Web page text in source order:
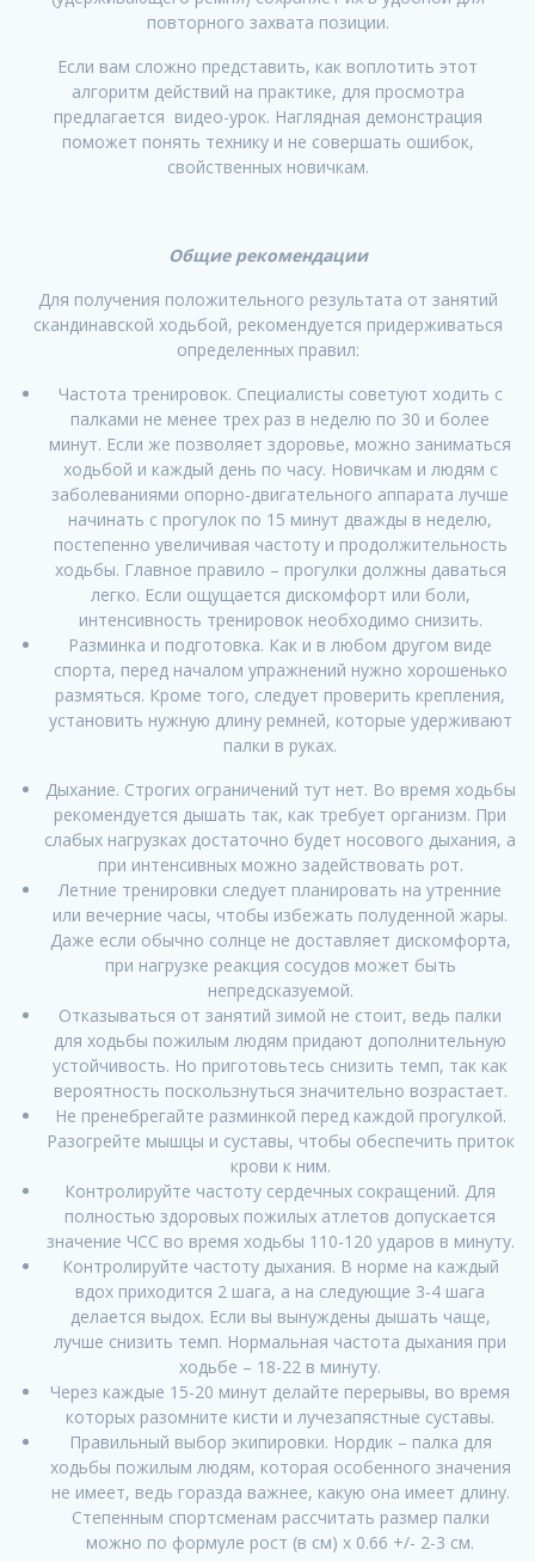
повторного захвата позиции.
Если вам сложно представить, как воплотить этот
алгоритм действий на практике, для просмотра
предлагается видео-урок. Наглядная демонстрация
поможет понять технику и не совершать ошибок,
свойственных новичкам.
Общие рекомендации
Для получения положительного результата от занятий
скандинавской ходьбой, рекомендуется придерживаться
определенных правил:
Частота тренировок. Специалисты советуют ходить с
палками не менее трех раз в неделю по 30 и более
минут. Если же позволяет здоровье, можно заниматься
ходьбой и каждый день по часу. Новичкам и людям с
заболеваниями опорно-двигательного аппарата лучше
начинать с прогулок по 15 минут дважды в неделю,
постепенно увеличивая частоту и продолжительность
ходьбы. Главное правило – прогулки должны даваться
легко. Если ощущается дискомфорт или боли,
интенсивность тренировок необходимо снизить.
Разминка и подготовка. Как и в любом другом виде
спорта, перед началом упражнений нужно хорошенько
размяться. Кроме того, следует проверить крепления,
установить нужную длину ремней, которые удерживают
палки в руках.
Дыхание. Строгих ограничений тут нет. Во время ходьбы
рекомендуется дышать так, как требует организм. При
слабых нагрузках достаточно будет носового дыхания, а
при интенсивных можно задействовать рот.
Летние тренировки следует планировать на утренние
или вечерние часы, чтобы избежать полуденной жары.
Даже если обычно солнце не доставляет дискомфорта,
при нагрузке реакция сосудов может быть
непредсказуемой.
Отказываться от занятий зимой не стоит, ведь палки
для ходьбы пожилым людям придают дополнительную
устойчивость. Но приготовьтесь снизить темп, так как
вероятность поскользнуться значительно возрастает.
Не пренебрегайте разминкой перед каждой прогулкой.
Разогрейте мышцы и суставы, чтобы обеспечить приток
крови к ним.
Контролируйте частоту сердечных сокращений. Для
полностью здоровых пожилых атлетов допускается
значение ЧСС во время ходьбы 110-120 ударов в минуту.
Контролируйте частоту дыхания. В норме на каждый
вдох приходится 2 шага, а на следующие 3-4 шага
делается выдох. Если вы вынуждены дышать чаще,
лучше снизить темп. Нормальная частота дыхания при
ходьбе – 18-22 в минуту.
Через каждые 15-20 минут делайте перерывы, во время
которых разомните кисти и лучезапястные суставы.
Правильный выбор экипировки. Нордик – палка для
ходьбы пожилым людям, которая особенного значения
не имеет, ведь горазда важнее, какую она имеет длину.
Степенным спортсменам рассчитать размер палки
можно по формуле рост (в см) х 0.66 +/- 2-3 см.